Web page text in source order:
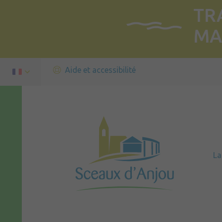
Aide et accessibilité